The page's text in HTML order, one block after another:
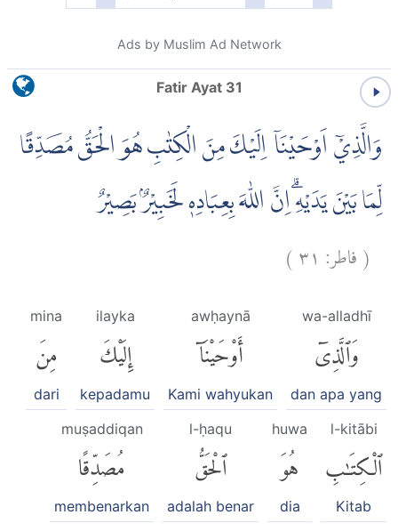
Ads by Muslim Ad Network
Fatir Ayat 31
وَالَّذِيْٓ اَوْحَيْنَآ اِلَيْكَ مِنَ الْكِتٰبِ هُوَ الْحَقُّ مُصَدِّقًا
لِّمَا بَيْنَ يَدَيْهِۗ اِنَّ اللّٰهَ بِعِبَادِهٖ لَخَبِيْرٌۢ بَصِيْرٌ
(فاطر: ٣١)
wa-alladhī
وَٱلَّذِىٓ
dan apa yang
awḥaynā
أَوْحَيْنَآ
Kami wahyukan
ilayka
إِلَيْكَ
kepadamu
mina
مِنَ
dari
l-kitābi
ٱلْكِتَٰبِ
Kitab
huwa
هُوَ
dia
l-ḥaqu
ٱلْحَقُّ
adalah benar
muṣaddiqan
مُصَدِّقًا
membenarkan